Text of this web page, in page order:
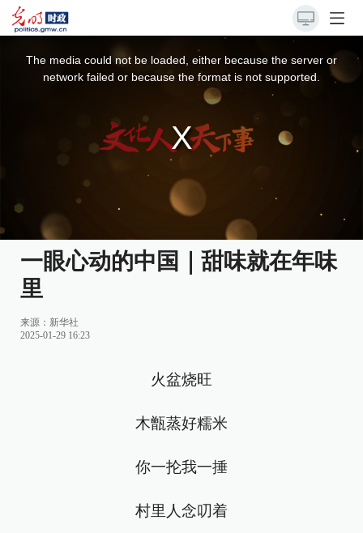
The media could not be loaded, either because the server or
network failed or because the format is not supported.
一眼心动的中国｜甜味就在年味
里
来源： 新华社
2025-01-29 16:23
火盆烧旺
木甑蒸好糯米
你一抡我一捶
村里人念叨着